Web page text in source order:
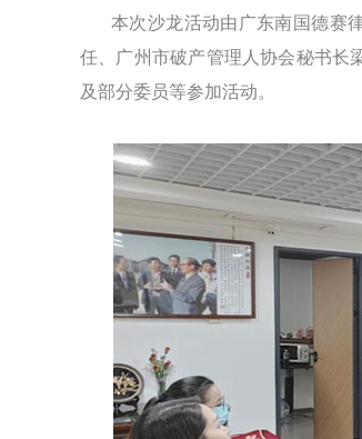
本次沙龙活动由广东南国德赛
任、广州市破产管理人协会秘书长
及部分委员等参加活动。